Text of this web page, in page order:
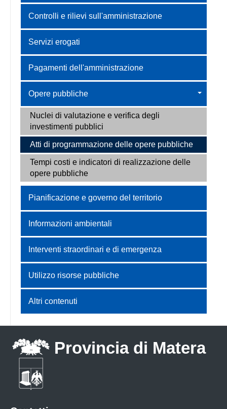
Controlli e rilievi sull'amministrazione
Servizi erogati
Pagamenti dell'amministrazione
Opere pubbliche
Nuclei di valutazione e verifica degli
investimenti pubblici
Atti di programmazione delle opere pubbliche
Tempi costi e indicatori di realizzazione delle
opere pubbliche
Pianificazione e governo del territorio
Informazioni ambientali
Interventi straordinari e di emergenza
Utilizzo risorse pubbliche
Altri contenuti
Provincia di Matera